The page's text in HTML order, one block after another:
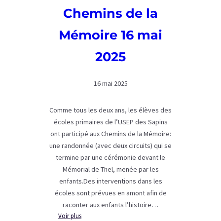
Chemins de la
Mémoire 16 mai
2025
16 mai 2025
Comme tous les deux ans, les élèves des
écoles primaires de l’USEP des Sapins
ont participé aux Chemins de la Mémoire:
une randonnée (avec deux circuits) qui se
termine par une cérémonie devant le
Mémorial de Thel, menée par les
enfants.Des interventions dans les
écoles sont prévues en amont afin de
raconter aux enfants l’histoire…
Voir plus: